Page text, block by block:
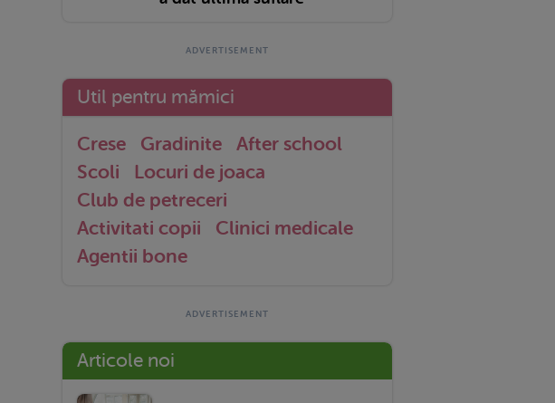
Util pentru mămici
Crese Gradinite
After school
Scoli
Locuri de joaca
Club de petreceri
Activitati copii
Clinici medicale
Agentii bone
Articole noi